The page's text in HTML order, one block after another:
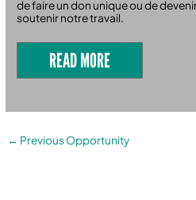
de faire un don unique ou de
soutenir notre travail.
READ MORE
← Previous Opportunity